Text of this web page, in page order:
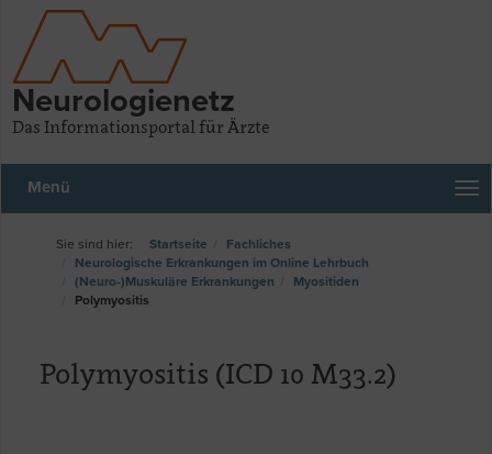
Neurologienetz
Das Informationsportal für Ärzte
Menü
Startseite
Fachliches
Neurologische Erkrankungen im Online Lehrbuch
(Neuro-)Muskuläre Erkrankungen
Myositiden
Polymyositis
Polymyositis (ICD 10 M33.2)